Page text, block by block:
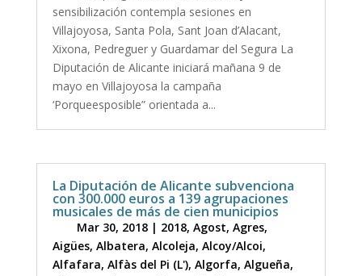
sensibilización contempla sesiones en
Villajoyosa, Santa Pola, Sant Joan d’Alacant,
Xixona, Pedreguer y Guardamar del Segura La
Diputación de Alicante iniciará mañana 9 de
mayo en Villajoyosa la campaña
‘Porqueesposible” orientada a...
La Diputación de Alicante subvenciona
con 300.000 euros a 139 agrupaciones
musicales de más de cien municipios
Mar 30, 2018| 2018, Agost, Agres,
Aigües, Albatera, Alcoleja, Alcoy/Alcoi,
Alfafara, Alfàs del Pi (L'), Algorfa, Algueña,